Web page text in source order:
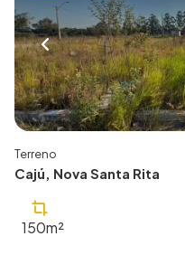
Terreno
Cajú, Nova Santa Rita
150m²